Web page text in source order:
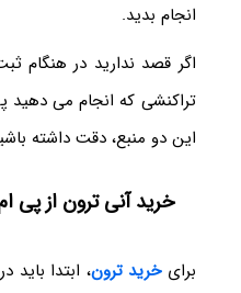
انجام بدید.
اگر قصد ندارید در هنگام
تراکنشی که انجام می دهید
این دو منبع، دقت داشته
خرید آنی ترون از
برایخرید ترون، ابتدا